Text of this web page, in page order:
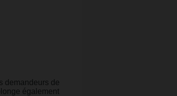
demandeurs de
également